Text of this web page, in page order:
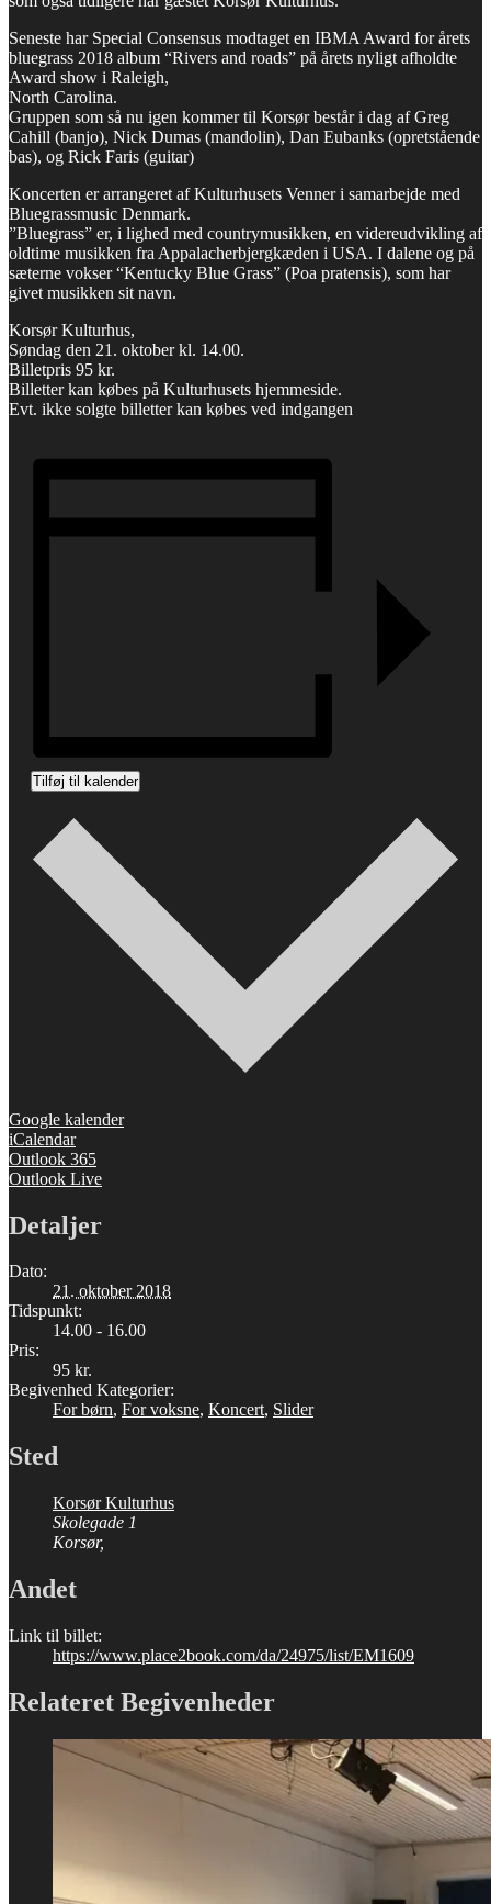
Seneste har Special Consensus modtaget en IBMA Award for årets
bluegrass 2018 album “Rivers and roads” på årets nyligt afholdte
Award show i Raleigh,
North Carolina.
Gruppen som så nu igen kommer til Korsør består i dag af Greg
Cahill (banjo), Nick Dumas (mandolin), Dan Eubanks (opretstående
bas), og Rick Faris (guitar)
Koncerten er arrangeret af Kulturhusets Venner i samarbejde med
Bluegrassmusic Denmark.
”Bluegrass” er, i lighed med countrymusikken, en videreudvikling af
oldtime musikken fra Appalacherbjergkæden i USA. I dalene og på
sæterne vokser “Kentucky Blue Grass” (Poa pratensis), som har
givet musikken sit navn.
Korsør Kulturhus,
Søndag den 21. oktober kl. 14.00.
Billetpris 95 kr.
Billetter kan købes på Kulturhusets hjemmeside.
Evt. ikke solgte billetter kan købes ved indgangen
Tilføj til kalender
Google kalender
iCalendar
Outlook 365
Outlook Live
Detaljer
Dato:
21. oktober 2018
Tidspunkt:
14.00 - 16.00
Pris:
95 kr.
Begivenhed Kategorier:
For børn, For voksne, Koncert, Slider
Sted
Korsør Kulturhus
Skolegade 1
Korsør,
Andet
Link til billet:
https://www.place2book.com/da/24975/list/EM1609
Relateret Begivenheder